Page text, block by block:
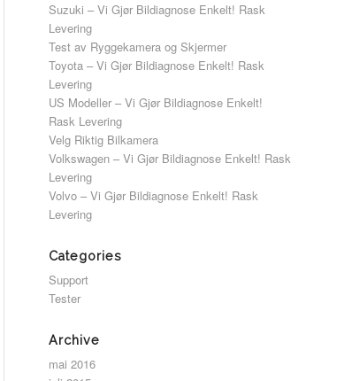
Suzuki – Vi Gjør Bildiagnose Enkelt! Rask
Levering
Test av Ryggekamera og Skjermer
Toyota – Vi Gjør Bildiagnose Enkelt! Rask
Levering
US Modeller – Vi Gjør Bildiagnose Enkelt!
Rask Levering
Velg Riktig Bilkamera
Volkswagen – Vi Gjør Bildiagnose Enkelt! Rask
Levering
Volvo – Vi Gjør Bildiagnose Enkelt! Rask
Levering
Categories
Support
Tester
Archive
mai 2016